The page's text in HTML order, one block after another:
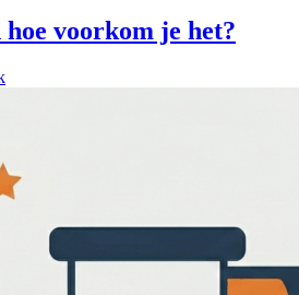
voorkom je het?